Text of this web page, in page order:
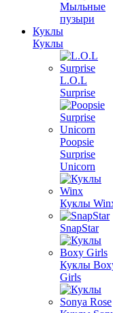
Мыльные
пузыри
Куклы
Куклы
L.O.L
Surprise
Poopsie
Surprise
Unicorn
Куклы
SnapStar
Куклы
Girls